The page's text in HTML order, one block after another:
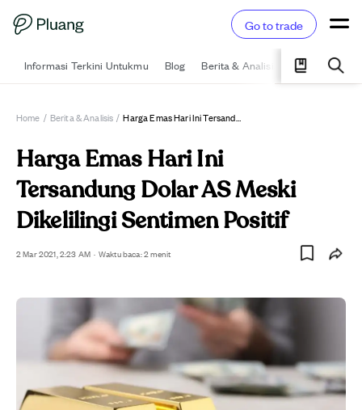
Go to trade
Informasi Terkini Untukmu Blog Berita & Analisis Pelajari
Home / Berita & Analisis / Harga Emas Hari Ini Tersandung Dolar AS Meski Dikelilingi Sentimen Positif
Harga Emas Hari Ini
Tersandung Dolar AS Meski
Dikelilingi Sentimen Positif
2 Mar 2021, 2:23 AM · Waktu baca: 2 menit